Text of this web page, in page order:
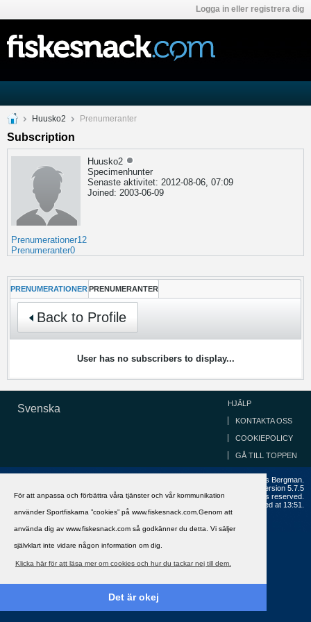
För att anpassa och förbättra våra tjänster och vår kommunikation
använder Sportfiskarna ”cookies” på www.fiskesnack.com.Genom att
använda dig av www.fiskesnack.com så godkänner du detta. Vi säljer
självklart inte vidare någon information om dig.
Klicka här för att läsa mer om cookies och hur du tackar nej till dem.
Det är okej
Logga in eller registrera dig
Huusko2 Prenumeranter
Subscription
Huusko2
Specimenhunter
Senaste aktivitet: 2012-08-06, 07:09
Joined: 2003-06-09
Prenumerationer12
Prenumeranter0
PRENUMERATIONER PRENUMERANTER
Back to Profile
User has no subscribers to display...
Svenska HJÄLP
KONTAKTA OSS
COOKIEPOLICY
GÅ TILL TOPPEN
Copyright ©2002 - 2021, FiskeSnack.com. Grundad 2002 av Anders Bergman.
Version 5.7.5
Copyright © 2026 MH Sub I, LLC dba vBulletin. All rights reserved.
All times are GMT+1. This page was generated at 13:51.